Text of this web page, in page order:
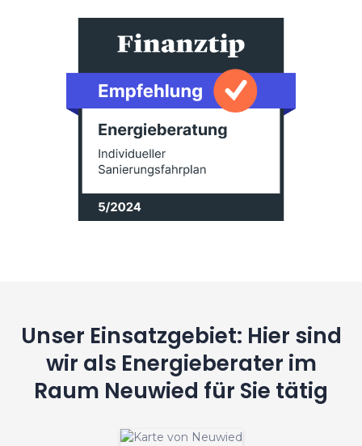
Unser Einsatzgebiet: Hier sind
wir als Energieberater im
Raum Neuwied für Sie tätig